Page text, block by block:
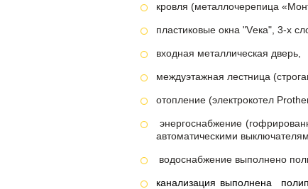
кровля (металлочерепица
пластиковые окна "Vека", 3-х
входная металлическая дверь,
междуэтажная лестница
отопление (электрокотел
энергоснабжение
автоматическими
водоснабжение выполнено
канализация выполнена